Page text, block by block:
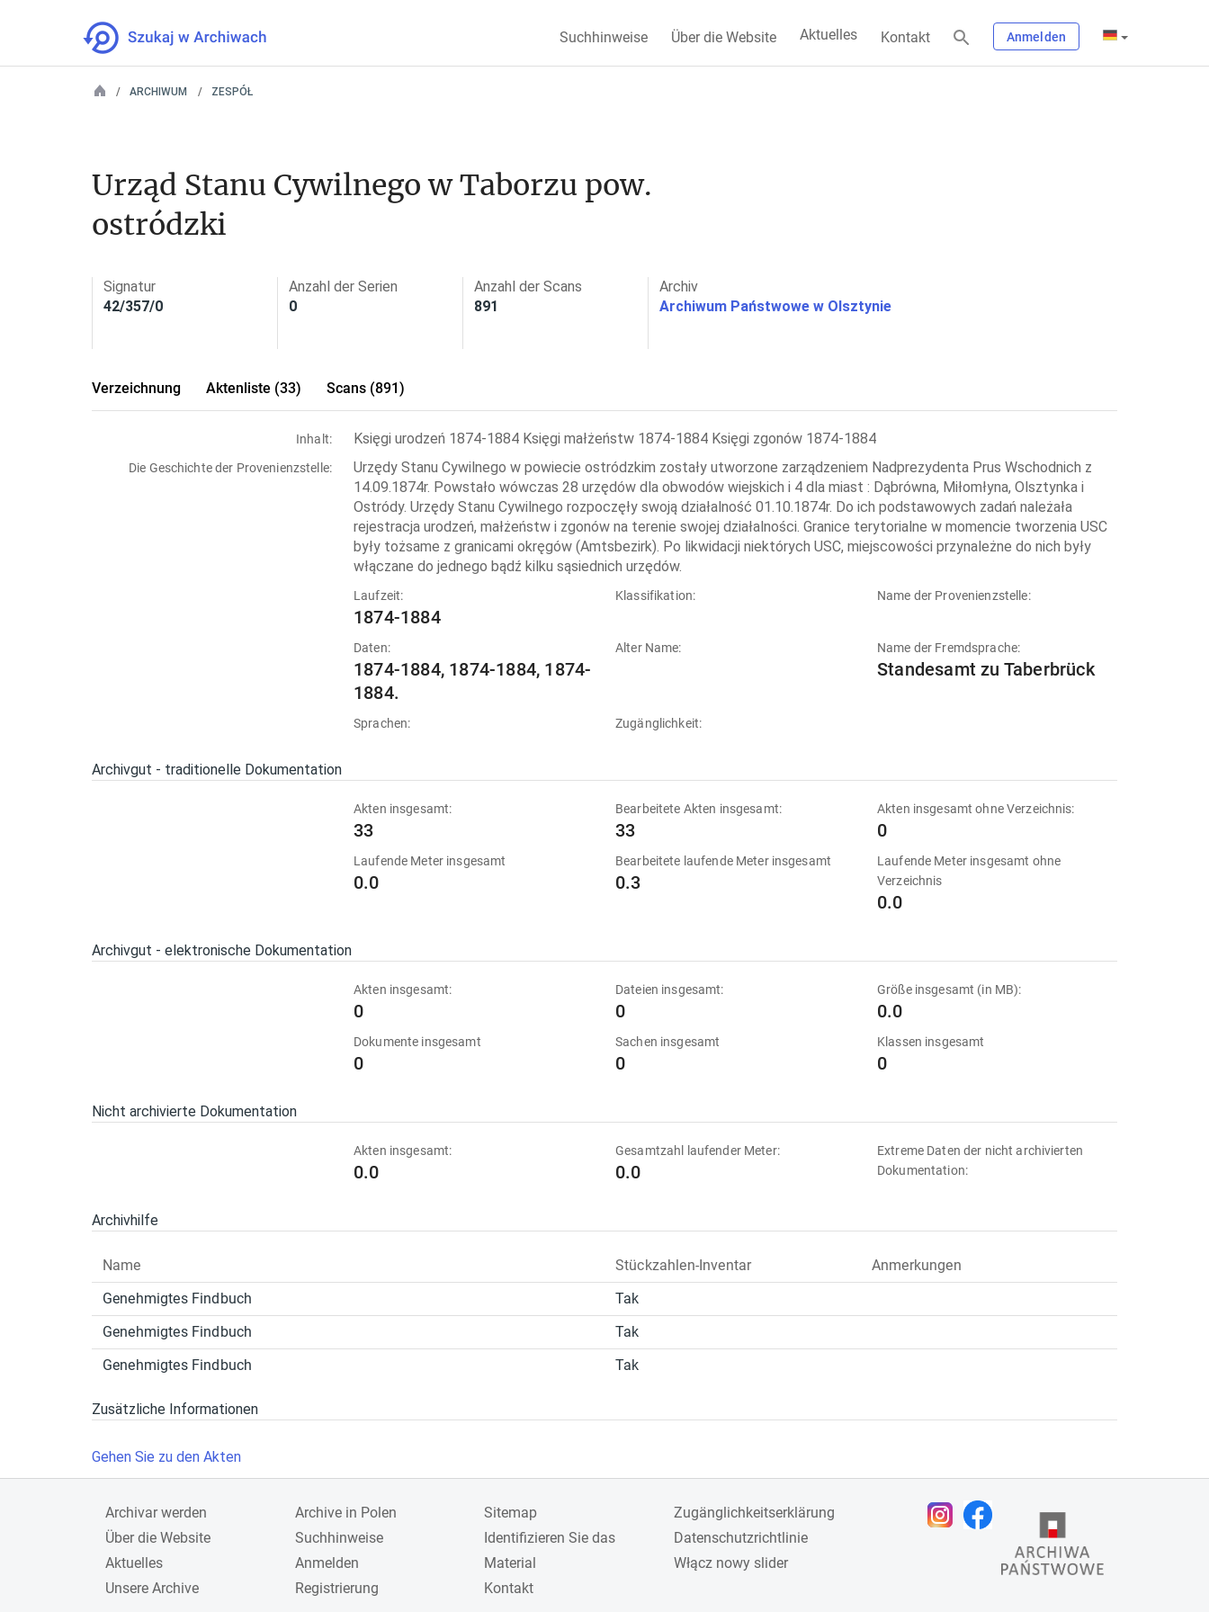
Suchhinweise Über die Website Aktuelles Kontakt Anmelden
ARCHIWUM ZESPÓŁ
Urząd Stanu Cywilnego w Taborzu pow.
ostródzki
Signatur
42/357/0
Anzahl der Serien
0
Anzahl der Scans
891
Archiv
Archiwum Państwowe w Olsztynie
Verzeichnung Aktenliste (33) Scans (891)
Inhalt: Księgi urodzeń 1874-1884 Księgi małżeństw 1874-1884 Księgi zgonów 1874-1884
Die Geschichte der Provenienzstelle:
Urzędy Stanu Cywilnego w powiecie ostródzkim zostały utworzone zarządzeniem Nadprezydenta Prus Wschodnich z
14.09.1874r. Powstało wówczas 28 urzędów dla obwodów wiejskich i 4 dla miast : Dąbrówna, Miłomłyna, Olsztynka i
Ostródy. Urzędy Stanu Cywilnego rozpoczęły swoją działalność 01.10.1874r. Do ich podstawowych zadań należała
rejestracja urodzeń, małżeństw i zgonów na terenie swojej działalności. Granice terytorialne w momencie tworzenia USC
były tożsame z granicami okręgów (Amtsbezirk). Po likwidacji niektórych USC, miejscowości przynależne do nich były
włączane do jednego bądź kilku sąsiednich urzędów.
Laufzeit:
1874-1884
Klassifikation: Name der Provenienzstelle:
Daten:
1874-1884, 1874-1884, 1874-
1884.
Alter Name: Name der Fremdsprache:
Standesamt zu Taberbrück
Sprachen: Zugänglichkeit:
Archivgut - traditionelle Dokumentation
Akten insgesamt:
33
Bearbeitete Akten insgesamt:
33
Akten insgesamt ohne Verzeichnis:
0
Laufende Meter insgesamt
0.0
Bearbeitete laufende Meter insgesamt
0.3
Laufende Meter insgesamt ohne
Verzeichnis
0.0
Archivgut - elektronische Dokumentation
Akten insgesamt:
0
Dateien insgesamt:
0
Größe insgesamt (in MB):
0.0
Dokumente insgesamt
0
Sachen insgesamt
0
Klassen insgesamt
0
Nicht archivierte Dokumentation
Akten insgesamt:
0.0
Gesamtzahl laufender Meter:
0.0
Extreme Daten der nicht archivierten
Dokumentation:
Archivhilfe
Name Stückzahlen-Inventar
Anmerkungen
Genehmigtes Findbuch
Tak
Genehmigtes Findbuch
Tak
Genehmigtes Findbuch
Tak
Zusätzliche Informationen
Gehen Sie zu den Akten
Archivar werden
Über die Website
Aktuelles
Unsere Archive
Archive in Polen
Suchhinweise
Anmelden
Registrierung
Sitemap
Identifizieren Sie das
Material
Kontakt
Zugänglichkeitserklärung
Datenschutzrichtlinie
Włącz nowy slider